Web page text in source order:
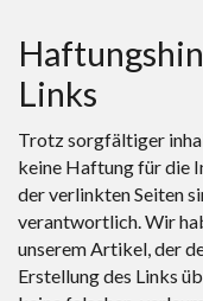
Links
Trotz sorgfältiger
keine Haftung für die
der verlinkten Seiten
verantwortlich. Wir
unserem Artikel, der
Erstellung des Links